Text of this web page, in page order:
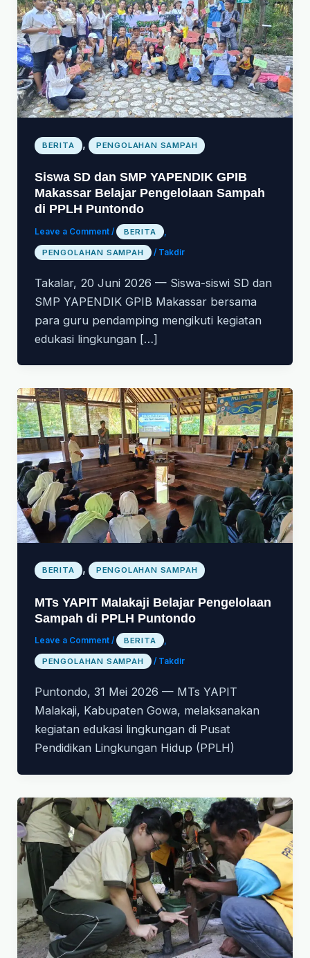
BERITA , PENGOLAHAN SAMPAH
Siswa SD dan SMP YAPENDIK GPIB
Makassar Belajar Pengelolaan Sampah
di PPLH Puntondo
Leave a Comment / BERITA ,
PENGOLAHAN SAMPAH / Takdir
Takalar, 20 Juni 2026 — Siswa-siswi SD dan
SMP YAPENDIK GPIB Makassar bersama
para guru pendamping mengikuti kegiatan
edukasi lingkungan […]
BERITA , PENGOLAHAN SAMPAH
MTs YAPIT Malakaji Belajar Pengelolaan
Sampah di PPLH Puntondo
Leave a Comment / BERITA ,
PENGOLAHAN SAMPAH / Takdir
Puntondo, 31 Mei 2026 — MTs YAPIT
Malakaji, Kabupaten Gowa, melaksanakan
kegiatan edukasi lingkungan di Pusat
Pendidikan Lingkungan Hidup (PPLH)